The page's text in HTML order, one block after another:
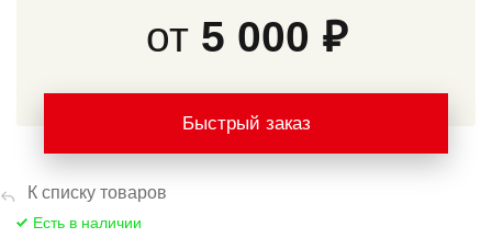
К списку товаров
Есть в наличии
от 5 000 ₽
Быстрый заказ